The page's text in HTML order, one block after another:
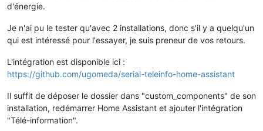
d'énergie.
Je n'ai pu le tester qu'avec 2 installations, donc s'il y a quelqu'un
qui est intéressé pour l'essayer, je suis preneur de vos retours.
L'intégration est disponible ici :
https://github.com/ugomeda/serial-teleinfo-home-assistant
Il suffit de déposer le dossier dans "custom_components" de son
installation, redémarrer Home Assistant et ajouter l'intégration
"Télé-information".